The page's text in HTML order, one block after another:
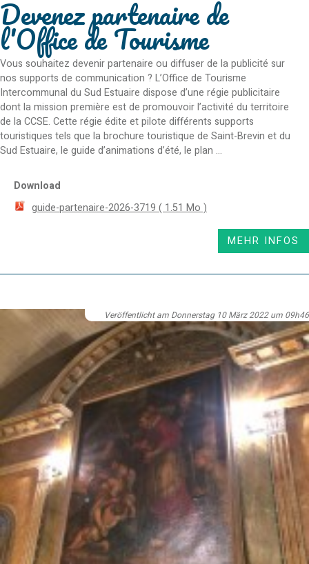
Devenez partenaire de
l'Office de Tourisme
Vous souhaitez devenir partenaire ou diffuser de la publicité sur
nos supports de communication ? L’Office de Tourisme
Intercommunal du Sud Estuaire dispose d’une régie publicitaire
dont la mission première est de promouvoir l’activité du territoire
de la CCSE. Cette régie édite et pilote différents supports
touristiques tels que la brochure touristique de Saint-Brevin et du
Sud Estuaire, le guide d’animations d’été, le plan ...
Download
guide-partenaire-2026-3719( 1.51 Mo )
MEHR INFOS
Veröffentlicht am Donnerstag 10 März 2022 um 09h46